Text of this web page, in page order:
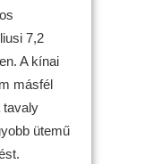
7,2
A kínai
másfél
tavaly
ütemű